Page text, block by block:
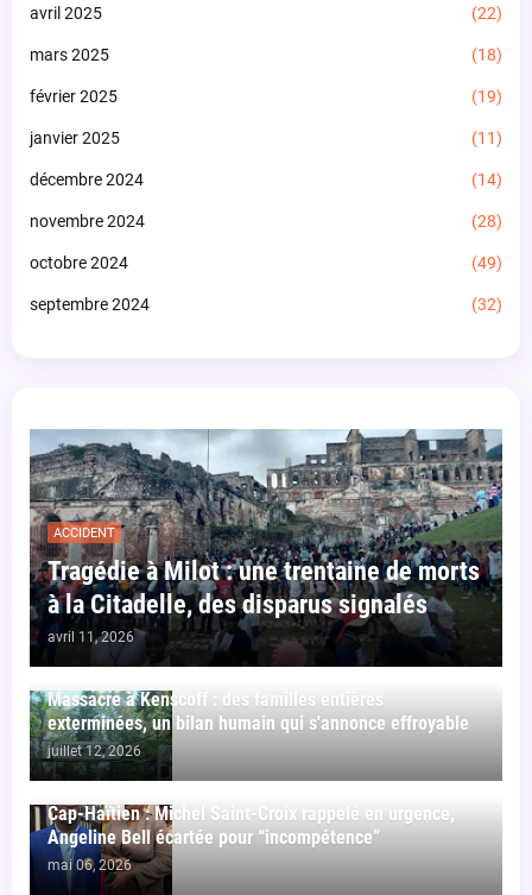
avril 2025 (22)
mars 2025 (18)
février 2025 (19)
janvier 2025 (11)
décembre 2024 (14)
novembre 2024 (28)
octobre 2024 (49)
septembre 2024 (32)
ACCIDENT
Tragédie à Milot : une trentaine de morts
à la Citadelle, des disparus signalés
avril 11, 2026
Massacre à Kenscoff : des familles entières
exterminées, un bilan humain qui s'annonce effroyable
juillet 12, 2026
Cap-Haïtien : Michel Saint-Croix rappelé en urgence,
Angeline Bell écartée pour “incompétence”
mai 06, 2026